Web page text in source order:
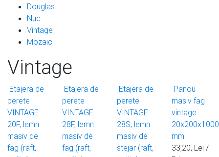
Douglas
Nuc
Vintage
Mozaic
Vintage
Etajera de
perete
VINTAGE
20F, lemn
masiv de
fag (raft,
Etajera de
perete
VINTAGE
28F, lemn
masiv de
fag (raft,
Etajera de
perete
VINTAGE
28S, lemn
masiv de
stejar (raft,
Panou
masiv fag
vintage
20x200x1000
mm
33,20, Lei /